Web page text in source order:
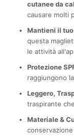
cutanee da
causare molti
Mantieni il
questa
le attività
Protezione
raggiungono
Leggero,
traspirante
Materiale &